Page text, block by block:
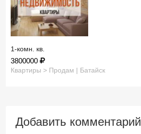
1-комн. кв.
3800000
Квартиры > Продам | Батайск
Добавить комментарий